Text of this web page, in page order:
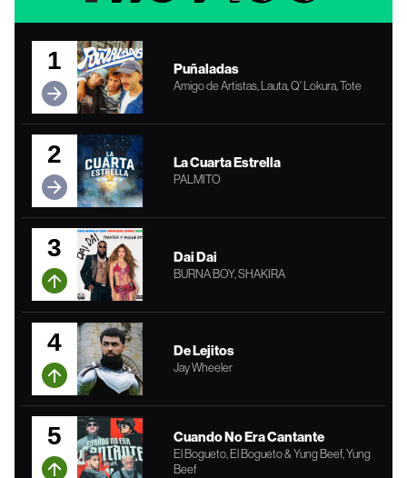
1 Puñaladas
Amigo de Artistas, Lauta, Q' Lokura, Tote
2 La Cuarta Estrella
PALMITO
3 Dai Dai
BURNA BOY, SHAKIRA
4 De Lejitos
Jay Wheeler
5 Cuando No Era Cantante
El Bogueto, El Bogueto & Yung Beef, Yung
Beef